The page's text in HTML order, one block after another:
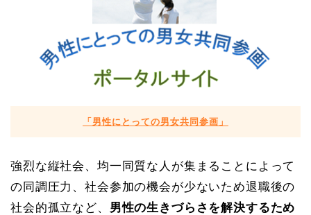
「男性にとっての男女共同参画」
強烈な縦社会、均一同質な人が集まることによって
の同調圧力、社会参加の機会が少ないため退職後の
社会的孤立など、 男性の生きづらさを解決するため